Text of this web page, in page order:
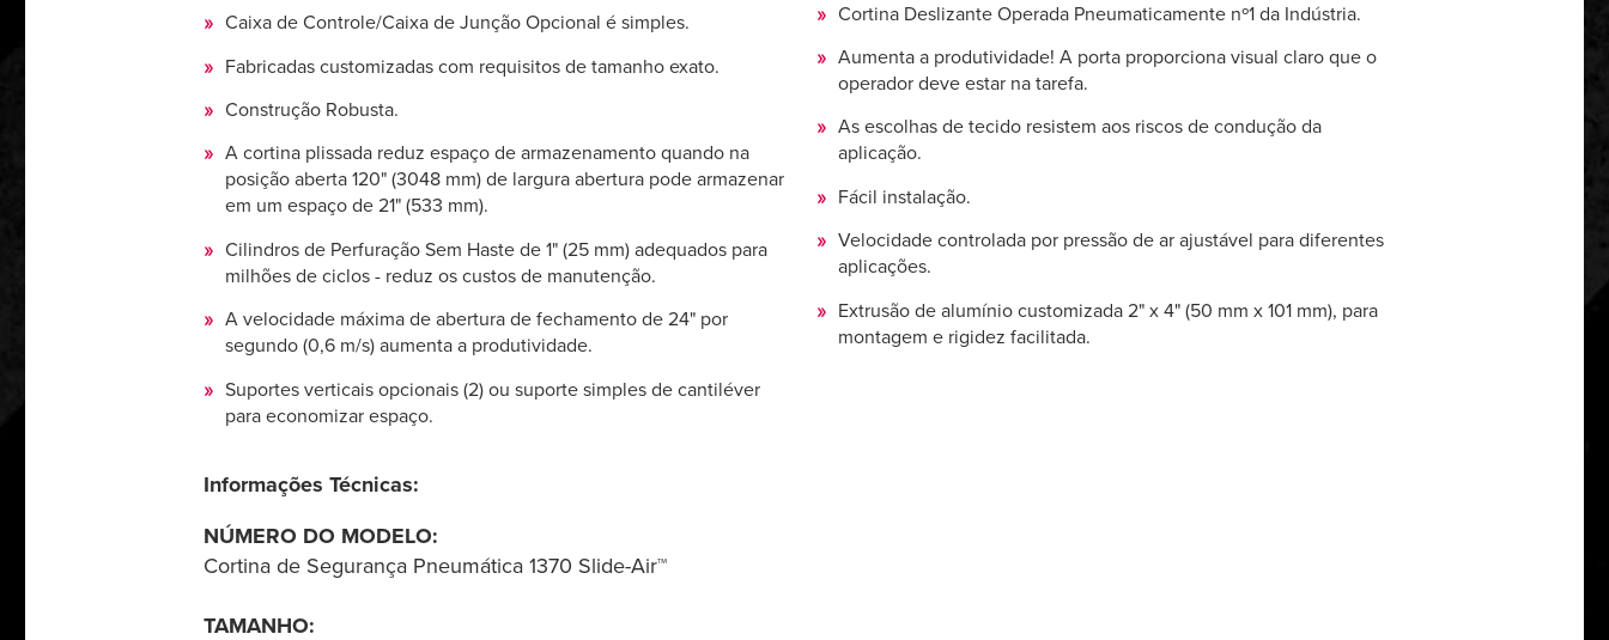
Caixa de Controle/Caixa de Junção Opcional é simples.
Fabricadas customizadas com requisitos de tamanho exato.
Construção Robusta.
A cortina plissada reduz espaço de armazenamento quando na
posição aberta 120" (3048 mm) de largura abertura pode armazenar
em um espaço de 21" (533 mm).
Cilindros de Perfuração Sem Haste de 1" (25 mm) adequados para
milhões de ciclos - reduz os custos de manutenção.
A velocidade máxima de abertura de fechamento de 24" por
segundo (0,6 m/s) aumenta a produtividade.
Suportes verticais opcionais (2) ou suporte simples de cantiléver
para economizar espaço.
Cortina Deslizante Operada Pneumaticamente nº1 da Indústria.
Aumenta a produtividade! A porta proporciona visual claro que o
operador deve estar na tarefa.
As escolhas de tecido resistem aos riscos de condução da
aplicação.
Fácil instalação.
Velocidade controlada por pressão de ar ajustável para diferentes
aplicações.
Extrusão de alumínio customizada 2" x 4" (50 mm x 101 mm), para
montagem e rigidez facilitada.
Informações Técnicas:
NÚMERO DO MODELO:
Cortina de Segurança Pneumática 1370 Slide-Air™
TAMANHO: